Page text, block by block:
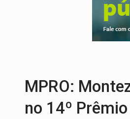
PREVISÃO:
MPRO:
no 14º